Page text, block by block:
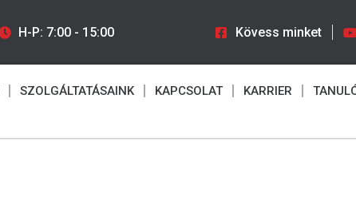
H-P: 7:00 - 15:00 Kövess minket
SZOLGÁLTATÁSAINK KAPCSOLAT KARRIER